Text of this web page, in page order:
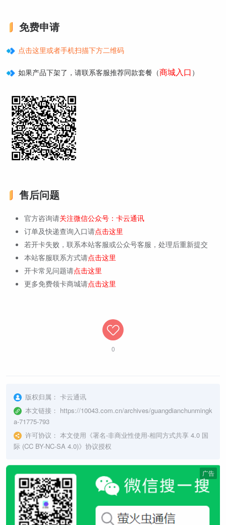
免费申请
点击这里或者手机扫描下方二维码
如果产品下架了，请联系客服推荐同款套餐（商城入口 ）
售后问题
官方咨询请关注微信公众号：卡云通讯
订单及快递查询入口请点击这里
若开卡失败，联系本站客服或公众号客服，处理后重新提交
本站客服联系方式请点击这里
开卡常见问题请点击这里
更多免费领卡商城请点击这里
0
版权归属： 卡云通讯
本文链接： https://10043.com.cn/archives/guangdianchunmingk
a-71775-793
许可协议： 本文使用《署名-非商业性使用-相同方式共享 4.0 国
际 (CC BY-NC-SA 4.0)》协议授权
广告